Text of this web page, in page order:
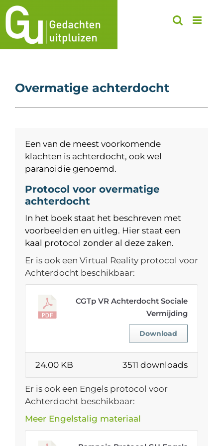
Ga
naar
inhoud
Overmatige achterdocht
Een van de meest voorkomende
klachten is achterdocht, ook wel
paranoidie genoemd.
Protocol voor overmatige
achterdocht
In het boek staat het beschreven met
voorbeelden en uitleg. Hier staat een
kaal protocol zonder al deze zaken.
Er is ook een Virtual Reality protocol voor
Achterdocht beschikbaar:
CGTp VR Achterdocht Sociale
Vermijding
Download
3511 downloads
24.00 KB
Er is ook een Engels protocol voor
Achterdocht beschikbaar:
Meer Engelstalig materiaal